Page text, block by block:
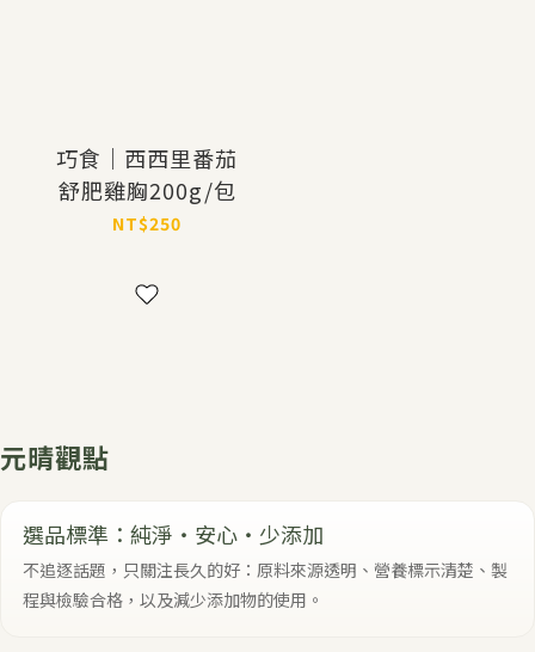
巧食｜西西里番茄
舒肥雞胸200g/包
NT$250
元晴觀點
選品標準：純淨・安心・少添加
不追逐話題，只關注長久的好：原料來源透明、營養標示清楚、製
程與檢驗合格，以及減少添加物的使用。